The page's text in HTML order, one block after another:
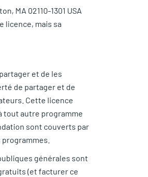
MA 02110-1301 USA
licence, mais sa
et de les
de partager et de
Cette licence
tout autre programme
sont couverts par
générales sont
(et facturer ce